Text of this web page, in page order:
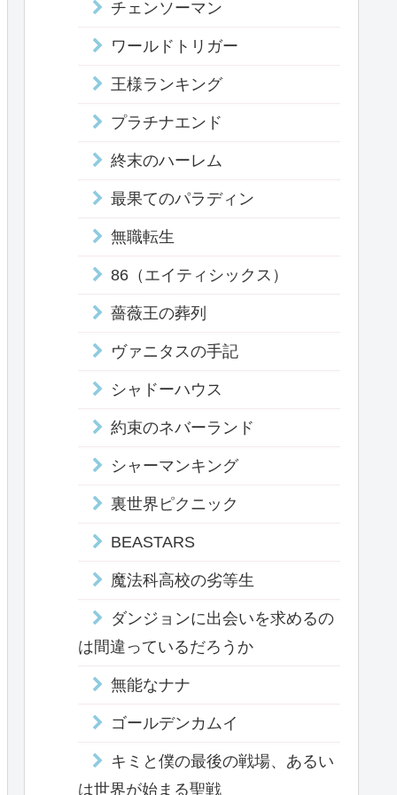
チェンソーマン
ワールドトリガー
王様ランキング
プラチナエンド
終末のハーレム
最果てのパラディン
無職転生
86（エイティシックス）
薔薇王の葬列
ヴァニタスの手記
シャドーハウス
約束のネバーランド
シャーマンキング
裏世界ピクニック
BEASTARS
魔法科高校の劣等生
ダンジョンに出会いを求めるの
は間違っているだろうか
無能なナナ
ゴールデンカムイ
キミと僕の最後の戦場、あるい
は世界が始まる聖戦